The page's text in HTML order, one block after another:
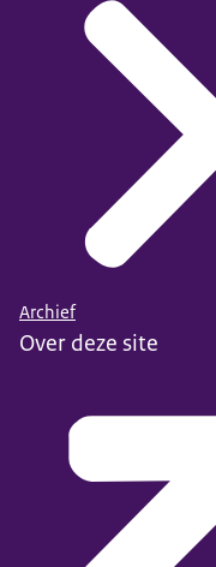
Archief
Over deze site